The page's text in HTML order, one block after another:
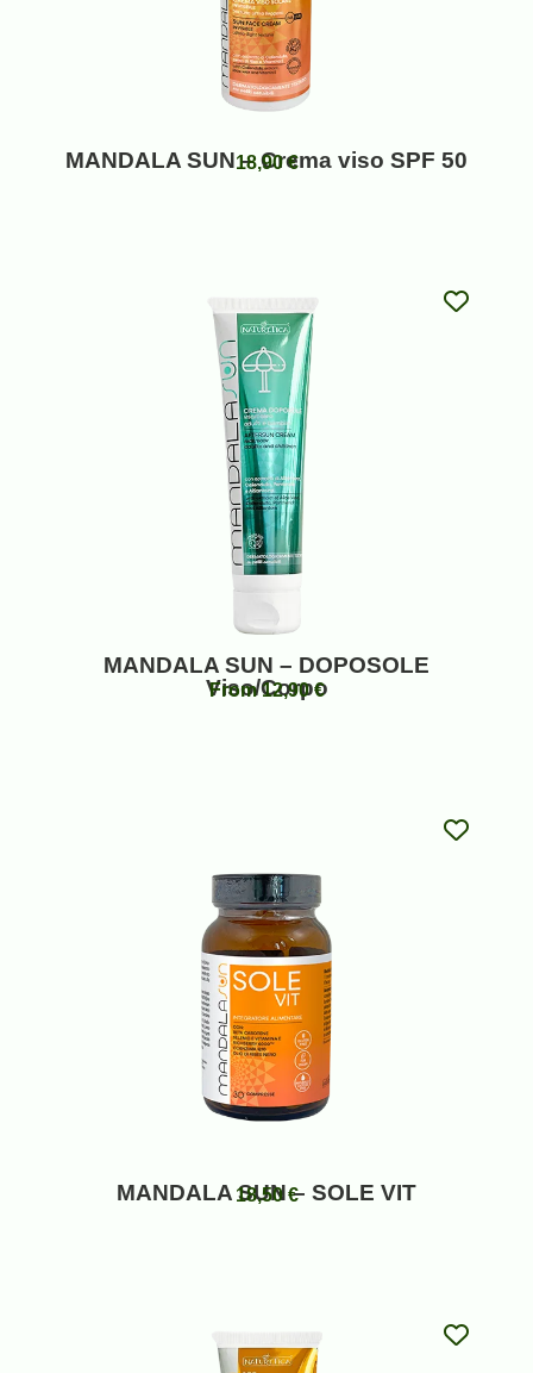
MANDALA SUN – Crema viso SPF 50
18,90€
MANDALA SUN – DOPOSOLE
Viso/Corpo
From 12,90€
MANDALA SUN – SOLE VIT
18,50 €